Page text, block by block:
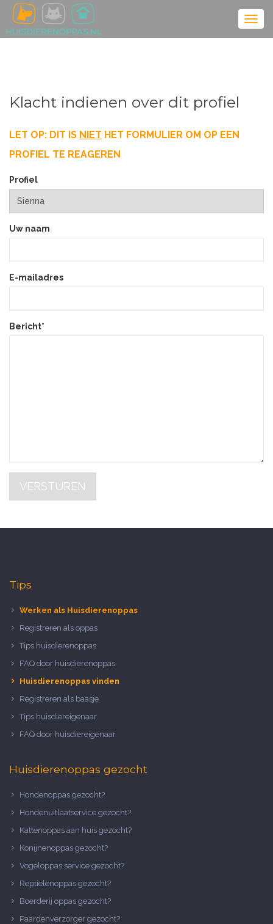
Klacht indienen over dit profiel
LET OP: DIT IS NIET HET FORMULIER OM OP EEN
PROFIEL TE REAGEREN
Profiel
Uw naam
E-mailadres
Bericht*
VERSTUREN
Tips
Werken als Huisdierenoppas
Registreren als oppas
Tips huisdierenoppas
FAQ door huisdierenoppas
Huisdierenoppas vinden
Registreren als baasje
Tips huisdiereigenaar
FAQ door huisdiereigenaar
Huisdierenoppas gezocht
Hondenoppas gezocht?
Hondenuitlaatservice gezocht?
Kattenoppas aan huis gezocht?
Konijnenoppas gezocht?
Vogeloppas service gezocht?
Reptielenoppas gezocht?
Boerderij oppas gezocht?
Paardenverzorger gezocht?